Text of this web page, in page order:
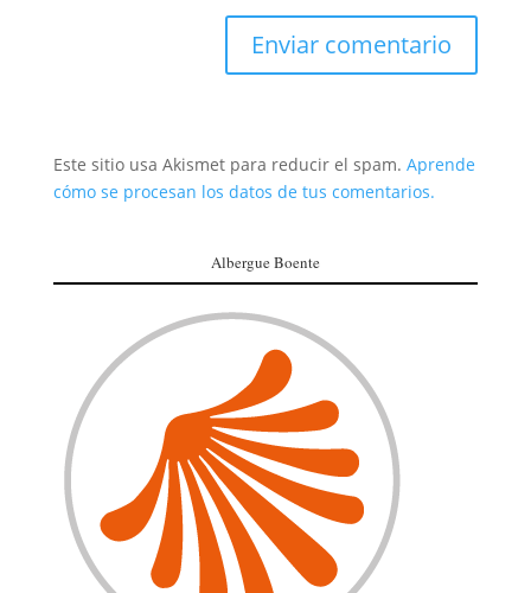
Este sitio usa Akismet para reducir el spam. Aprende
cómo se procesan los datos de tus comentarios.
Albergue Boente